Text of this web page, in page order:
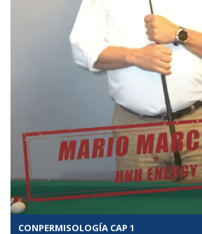
CONPERMISOLOGÍA CAP 1